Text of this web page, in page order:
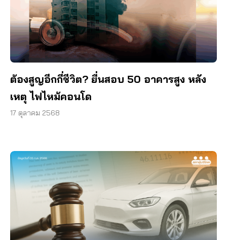
ต้องสูญอีกกี่ชีวิต? ยื่นสอบ 50 อาคารสูง หลัง
เหตุ ไฟไหม้คอนโด
17 ตุลาคม 2568